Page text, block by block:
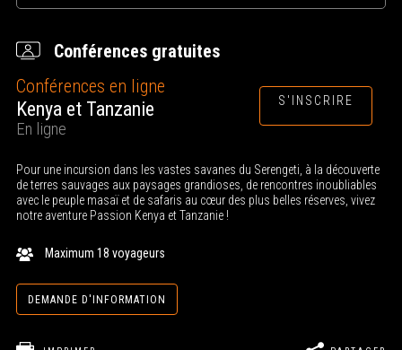
Conférences gratuites
Conférences en ligne
Kenya et Tanzanie
En ligne
S'INSCRIRE
Pour une incursion dans les vastes savanes du Serengeti, à la découverte
de terres sauvages aux paysages grandioses, de rencontres inoubliables
avec le peuple masaï et de safaris au cœur des plus belles réserves, vivez
notre aventure Passion Kenya et Tanzanie !
Maximum 18 voyageurs
DEMANDE D'INFORMATION